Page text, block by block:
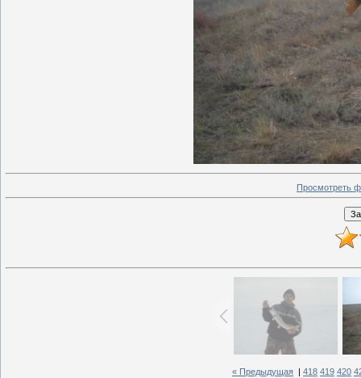
Просмотреть
« Предыдущая 418 419 420